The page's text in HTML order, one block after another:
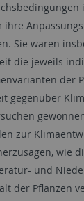
ihre
Sie waren
die jeweils
der
gegenüber
zur
wie
und
der Pflanzen